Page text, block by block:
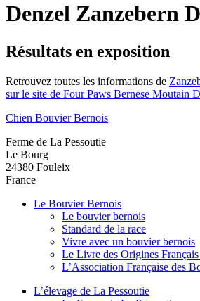
Denzel Zanzebern
Résultats en exposition
Retrouvez toutes les informations de
sur le site de Four Paws Bernese Moutain
Chien Bouvier Bernois
Ferme de La Pessoutie
Le Bourg
24380 Fouleix
France
Le Bouvier Bernois
Le bouvier bernois
Standard de la race
Vivre avec un bouvier bernois
Le Livre des Origines
L’Association Française des
L’élevage de La Pessoutie